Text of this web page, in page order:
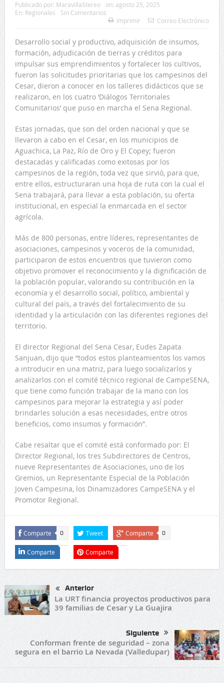
Publicado por: MaravillaStereo on: agosto 25, 2025
En: Regionales
Sin Comentarios
Imprimir
Correo Electrónico
Desarrollo social y productivo, adquisición de insumos,
formación, adjudicación de tierras y créditos para
impulsar sus emprendimientos y fortalecer los cultivos,
fueron las solicitudes prioritarias que los campesinos del
Cesar, dieron a conocer en los talleres didácticos que se
realizaron, en los cuatro ‘Diálogos Territoriales
Comunitarios’ que puso en marcha el Sena Regional.
Estas jornadas, que son del orden nacional y que se
llevaron a cabo en el Cesar, en los municipios de
Aguachica, La Paz, Río de Oro y El Copey; fueron
destacadas y calificadas como exitosas por los
campesinos de la región, toda vez que sirvió, para que,
entre ellos, estructuraran una hoja de ruta con la cual el
Sena trabajará, para llevar a esta población, su oferta
institucional, en especial la enmarcada en el sector
agrícola.
Más de 800 personas, entre líderes, representantes de
asociaciones, campesinos y voceros de la comunidad,
participaron de estos encuentros que tuvieron como
objetivo promover el reconocimiento y la dignificación de
la población popular, valorando su contribución en la
economía y el desarrollo social, político, ambiental y
cultural del país, a través del fortalecimiento de su
identidad y la articulación con las diferentes regiones del
territorio.
El director Regional del Sena Cesar, Eudes Zapata
Sanjuan, dijo que “todos estos planteamientos los vamos
a introducir en una matriz, para luego socializarlos y
analizarlos con el comité técnico regional de CampeSENA,
que tiene como función trabajar de la mano con los
campesinos para mejorar la estrategia y así poder
brindarles solución a esas necesidades, entre otros
beneficios, como insumos y formación”.
Cabe resaltar que el comité está conformado por: El
Director Regional, los tres Subdirectores de Centros,
nueve Representantes de Asociaciones, uno de los
Gremios, un Representante Especial de la Población
Joven Campesina, los Dinamizadores CampeSENA y el
Promotor Regional.
Comparte 0 Tweet Comparte 0
Comparte Comparte
Anterior
La URT financia proyectos productivos para
39 familias de Cesar y La Guajira
Siguiente
Conforman frente de seguridad – zona
segura en el barrio La Nevada (Valledupar)